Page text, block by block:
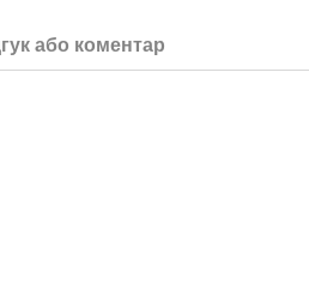
або коментар